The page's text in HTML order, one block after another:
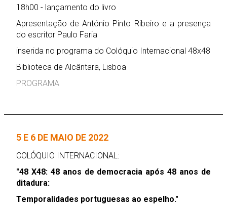
18h00 - lançamento do livro
Apresentação de António Pinto Ribeiro e a presença
do escritor Paulo Faria
inserida no programa do Colóquio Internacional 48x48
Biblioteca de Alcântara, Lisboa
PROGRAMA
5 E 6 DE MAIO DE 2022
COLÓQUIO INTERNACIONAL:
"48 X48: 48 anos de democracia após 48 anos de
ditadura:
Temporalidades portuguesas ao espelho."